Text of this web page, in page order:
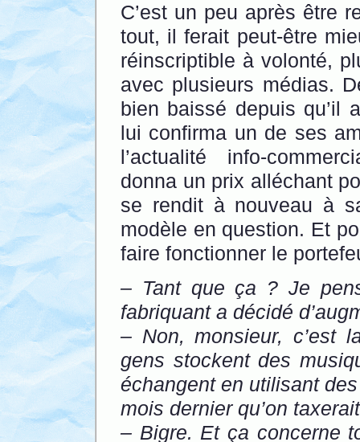
C’est un peu après être
tout, il ferait peut-être
réinscriptible à volonté,
avec plusieurs médias.
bien baissé depuis qu’il
lui confirma un de ses
l’actualité info-
donna un prix alléchant
se rendit à nouveau à
modèle en question. Et
faire fonctionner le
– Tant que ça ? Je
fabriquant a décidé
– Non, monsieur, c’est
gens stockent des
échangent en utilisant
mois dernier qu’on
– Bigre. Et ça concerne